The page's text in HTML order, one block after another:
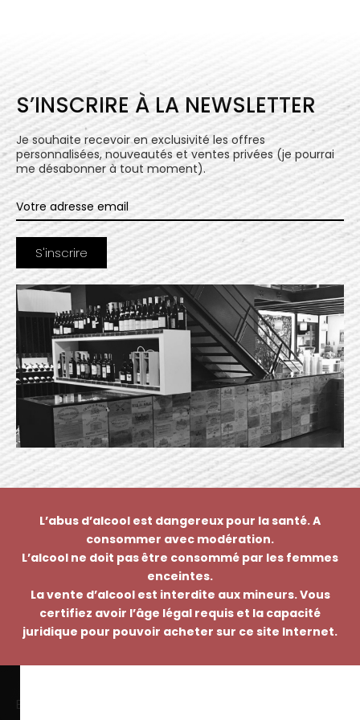
S’INSCRIRE À LA NEWSLETTER
Je souhaite recevoir en exclusivité les offres
personnalisées, nouveautés et ventes privées (je pourrai
me désabonner à tout moment).
L’abus d’alcool est dangereux pour la santé. A
consommer avec modération.
L’alcool ne doit pas être consommé par les femmes
enceintes.
La vente d’alcool est interdite aux mineurs. Vous
certifiez avoir l’âge légal requis et la capacité
juridique pour pouvoir acheter sur ce site Internet.
EMMANUEL NASTI